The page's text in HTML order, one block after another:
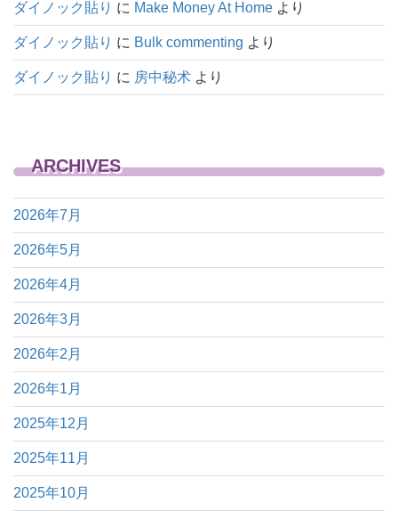
ダイノック貼り に Make Money At Home より
ダイノック貼り に Bulk commenting より
ダイノック貼り に 房中秘术 より
ARCHIVES
2026年7月
2026年5月
2026年4月
2026年3月
2026年2月
2026年1月
2025年12月
2025年11月
2025年10月